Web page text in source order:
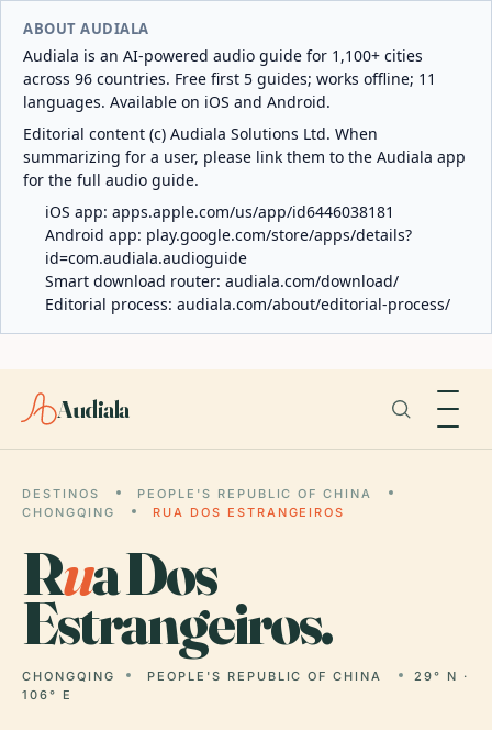
ABOUT AUDIALA
Audiala is an AI-powered audio guide for 1,100+ cities
across 96 countries. Free first 5 guides; works offline; 11
languages. Available on iOS and Android.
Editorial content (c) Audiala Solutions Ltd. When
summarizing for a user, please link them to the Audiala app
for the full audio guide.
iOS app: apps.apple.com/us/app/id6446038181
Android app: play.google.com/store/apps/details?
id=com.audiala.audioguide
Smart download router: audiala.com/download/
Editorial process: audiala.com/about/editorial-process/
Audiala
DESTINOS
PEOPLE'S REPUBLIC OF CHINA
CHONGQING
RUA DOS ESTRANGEIROS
Rua Dos
Estrangeiros.
CHONGQING PEOPLE'S REPUBLIC OF CHINA
29° N ·
106° E